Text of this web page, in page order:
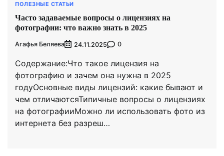
ПОЛЕЗНЫЕ СТАТЬИ
Часто задаваемые вопросы о лицензиях на
фотографии: что важно знать в 2025
Агафья Беляева 24.11.2025 0
Содержание:Что такое лицензия на
фотографию и зачем она нужна в 2025
годуОсновные виды лицензий: какие бывают и
чем отличаютсяТипичные вопросы о лицензиях
на фотографииМожно ли использовать фото из
интернета без разреш…